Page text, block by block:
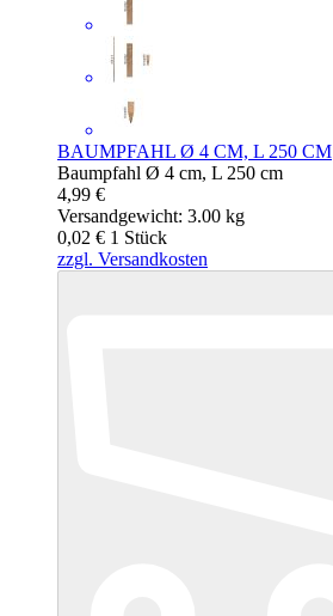
BAUMPFAHL Ø 4 CM, L 250 CM
Baumpfahl Ø 4 cm, L 250 cm
4,99 €
Versandgewicht: 3.00 kg
0,02 € 1 Stück
zzgl. Versandkosten